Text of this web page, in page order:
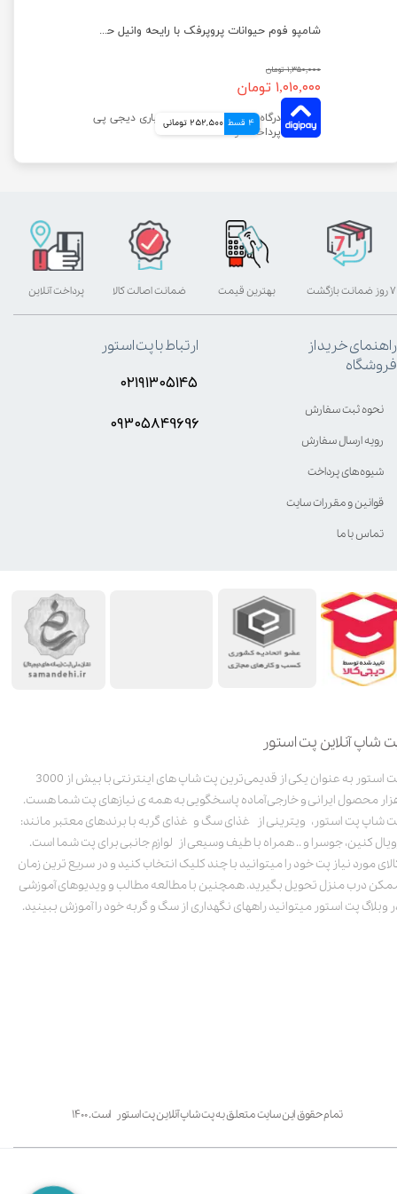
شامپو فوم حیوانات پروپرفک با رایحه وانیل حجم 200 میلی لیتر
۱,۳۵۰,۰۰۰ تومان
۱,۰۱۰,۰۰۰ تومان
4 قسط 252,500 تومانی
شاپ آنلاین پت استور
پت استور به عنوان یکی از قدیمی‌ترین پت شاپ های اینترنتی با بیش از 3000
محصول ایرانی و خارجی آماده پاسخگویی به همه ی نیازهای پت شما هست.
شاپ پت استور، ویترینی از غذای سگ و غذای گربه با برندهای معتبر مانند:
کنین، جوسرا و .. همراه با طیف وسیعی از لوازم جانبی برای پت شما است.
مورد نیاز پت خود را میتوانید با چند کلیک انتخاب کنید و در سریع ترین زمان
درب منزل تحویل بگیرید. همچنین با مطالعه مطالب و ویدیوهای آموزشی
وبلاگ پت استور میتوانید راههای نگهداری از سگ و گربه خود را آموزش ببینید.
تمام حقوق این سایت متعلق به پت شاپ آنلاین پت استور است. ۱۴۰۰
بهترین قیمت پرداخت آنلاین ۷ روز ضمانت بازگشت ضمانت اصالت کالا
راهنمای خرید از
فروشگاه
نحوه ثبت سفارش
رویه ارسال سفارش
شیوه‌های پرداخت
قوانین و مقررات سایت
تماس با ما
ارتباط با پت استور
۰۲۱۹۱۳۰۵۱۴۵
۰۹۳۰۵8۴9696